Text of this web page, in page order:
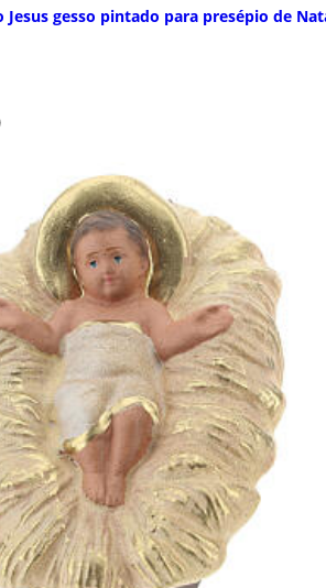
Jesus gesso pintado para presépio de